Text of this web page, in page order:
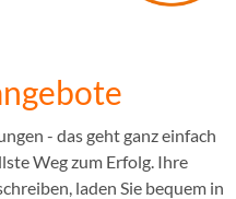
- das geht ganz einfach
Weg zum Erfolg. Ihre
laden Sie bequem in